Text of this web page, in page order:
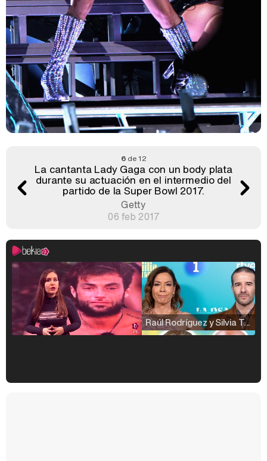
6 de 12
La cantanta Lady Gaga con un body plata
durante su actuación en el intermedio del
partido de la Super Bowl 2017.
Getty
06 feb 2017
Raúl Rodríguez y Silvia Taulés nos cuentan su papel en 'La familia de la tele'